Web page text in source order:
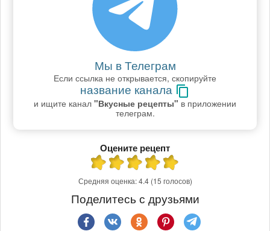
Мы в Телеграм
Если ссылка не открывается, скопируйте
название канала
и ищите канал "Вкусные рецепты" в приложении
телеграм.
Оцените рецепт
Средняя оценка:4.4 (15 голосов)
Поделитесь с друзьями